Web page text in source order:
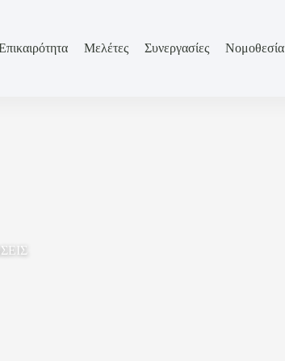
Μελέτες Συνεργασίες Νομοθεσία